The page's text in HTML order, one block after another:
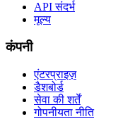
API संदर्भ
मूल्य
कंपनी
एंटरप्राइज़
डैशबोर्ड
सेवा की शर्तें
गोपनीयता नीति